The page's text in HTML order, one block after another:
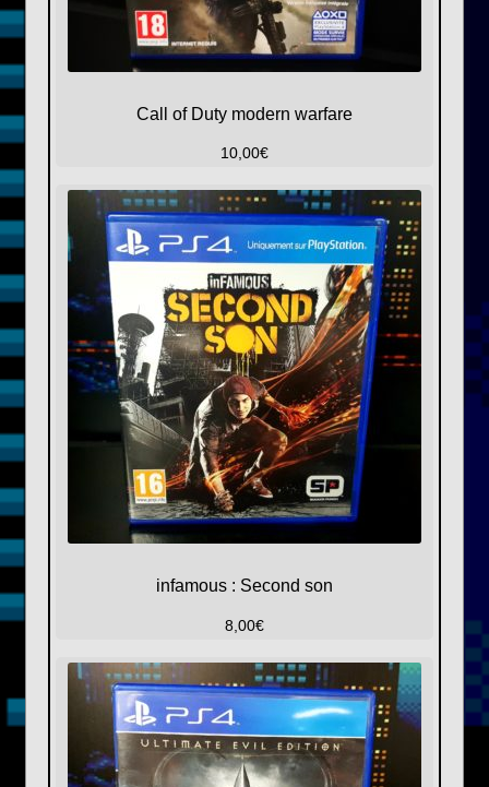
Call of Duty modern warfare
10,00€
infamous : Second son
8,00€